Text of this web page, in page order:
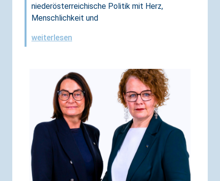
niederösterreichische Politik mit Herz,
Menschlichkeit und
weiterlesen